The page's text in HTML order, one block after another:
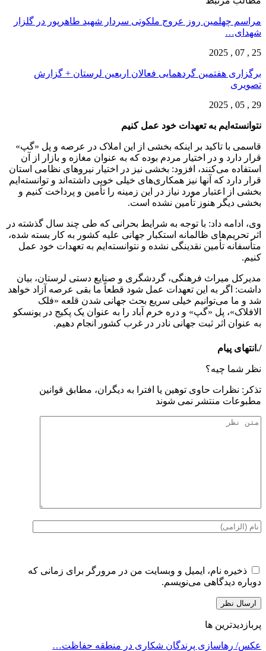
مراسم چهلمین روز عروج ملکوتی سردار شهید طاهرپور در گلزار
شهدای…
25 , 07 , 2025
برگزاری هفتمین گردهمایی فعالان اربعین لرستان + گزارش
تصویری
29 , 05 , 2025
نتوانسته‌ایم به تعهدات خود عمل کنیم
قاسمی با تاکید بر اینکه بخشی از این املاک در عرصه و پل «گپ»
قرار دارد و در اختیار مردم بوده که به عنوان مغازه و بازار از آن
استفاده می‌کنند، افزود: بخشی نیز در اختیار نیروهای نظامی استان
قرار دارد که آنها نیز همکاری‌های خیلی خوبی داشته‌اند و توانسته‌ایم
بخشی از اعتبار مورد نیاز در این زمینه را تأمین و پرداخت کنیم و
بخشی دیگر هنوز تأمین نشده است.
وی، ادامه داد: با توجه به شرایط بحرانی که طی چند سال گذشته در
اثر تحریم‌های ظالمانه استکبار جهانی علیه کشور به کار بسته شده،
متأسفانه تأمین نقدینگی نشده و نتوانسته‌ایم به تعهدات خود عمل
کنیم.
مدیرکل میراث فرهنگی، گردشگری و صنایع دستی لرستان، بیان
داشت: اگر به این تعهدات عمل شود قطعاً ما بقی عرصه آزاد خواهد
شد و ما می‌توانیم خیلی سریع بحث جهانی شدن قلعه «فلک
الافلاک»، پل «گپ» و دره خرم آباد را به عنوان یک پکیج در یونسکو
به عنوان اثر ثبت جهانی نادر در غرب کشور انجام دهیم.
/.انتهای پیام
نظر شما چیه؟
تذكر: نظرات حاوی توهين يا افترا به ديگران، مطابق قوانين
مطبوعات منتشر نمی شوند
ذخیره نام، ایمیل و وبسایت من در مرورگر برای زمانی که
دوباره دیدگاهی می‌نویسم.
پربازدیدترین ها
عکس/ رهاسازی پرندگان شکاری در منطقه حفاظت…